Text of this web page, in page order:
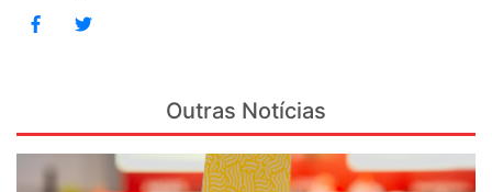
Outras Notícias